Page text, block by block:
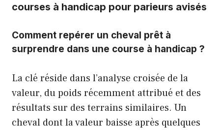
courses à handicap pour parieurs avisés
Comment repérer un cheval prêt à
surprendre dans une course à handicap ?
La clé réside dans l’analyse croisée de la
valeur, du poids récemment attribué et des
résultats sur des terrains similaires. Un
cheval dont la valeur baisse après quelques